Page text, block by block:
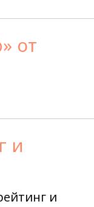
от
и
и